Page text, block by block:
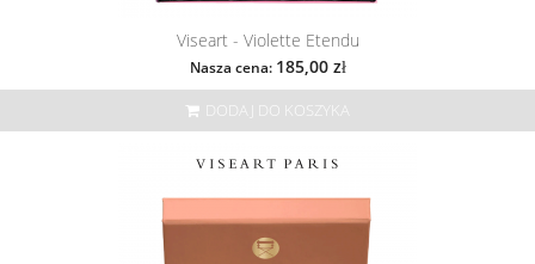
Viseart - Violette Etendu
Nasza cena: 185,00 zł
DODAJ DO KOSZYKA